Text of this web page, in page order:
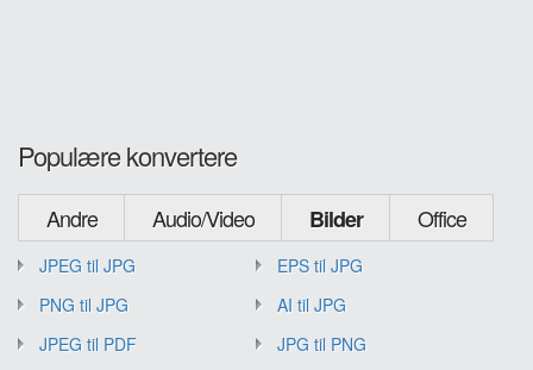
Populære konvertere
Andre Audio/Video Bilder Office
JPEG til JPG
EPS til JPG
PNG til JPG
AI til JPG
JPEG til PDF
JPG til PNG